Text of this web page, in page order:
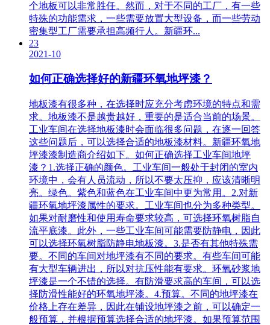
个地板可以非常胜任。然而，对于不同的工厂，有一些
特殊的功能需求，一些需要放置大型设备，而一些劳动
密集型工厂需要承担高频行人。新疆环...
23
2021-10
如何正确选择好的新疆环氧地坪漆？
地板漆有很多种，在选择时应充分考虑环境的特点和需
求。地板漆不是越贵越好，重要的是适合当前的场景。
工业车间在选择地板漆时会面临很多问题，在逐一回答
这些问题后，可以选择合适的地板漆材料。新疆环氧地
坪漆漆制造商介绍如下。如何正确选择工业车间地坪
漆？1.选择正确的颜色。工业车间一般处于封闭的室内
环境中，会有人员流动，所以不要太压抑，应该清晰明
亮。绿色。紫色和蓝色在工业车间中更为常用。2.对新
疆环氧地坪漆属性的要求。工业车间也分为多种类型。
如果对耐磨性和使用寿命要求较高，可选择环氧树脂自
流平底漆。此外，一些工业车间可能需要防静电，因此
可以选择环氧树脂防静电地板漆。3.是否有其他特殊需
要。不同的车间对地坪漆有不同的要求。有些车间可能
有大型车辆进出，所以对抗压性能有要求。环氧砂浆地
坪漆是一个不错的选择。有防滑要求高的车间，可以选
择防滑性能好的环氧地坪漆。4.预算。不同的地坪漆在
价格上存在差异，因此在铺设地坪漆之前，可以确定一
般预算，并根据预算选择合适的地坪漆。如果预算范围